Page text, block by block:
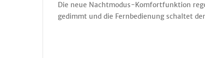
Die neue Nachtmodus-Komfortfunktion
gedimmt und die Fernbedienung schaltet